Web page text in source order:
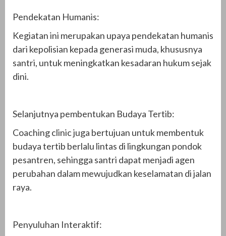
Pendekatan Humanis:
Kegiatan ini merupakan upaya pendekatan humanis
dari kepolisian kepada generasi muda, khususnya
santri, untuk meningkatkan kesadaran hukum sejak
dini.
Selanjutnya pembentukan Budaya Tertib:
Coaching clinic juga bertujuan untuk membentuk
budaya tertib berlalu lintas di lingkungan pondok
pesantren, sehingga santri dapat menjadi agen
perubahan dalam mewujudkan keselamatan di jalan
raya.
Penyuluhan Interaktif: